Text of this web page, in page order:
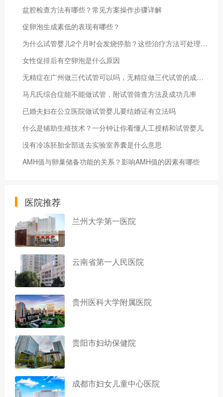
盆腔检查方法有哪些？常见方案操作步骤详解
促卵泡生成素低的表现有哪些？
为什么试管婴儿2个月时会发烧停胎？这些治疗方法可处理这个问题！
女性促排后有空卵泡是什么原因
无精症在广州做三代试管可以吗，无精症做三代试管的成功率费用详解
马凡氏综合症能不能做试管，附试管筛查方法及成功几率
已婚夫妇在公立医院做试管婴儿要结婚证有立法吗
什么是辅助生殖技术？一分钟让你看懂人工授精和试管婴儿
没有冷冻胚胎全部送去实验室养囊是什么意思
AMH值与卵巢储备功能的关系？影响AMH值的因素有哪些
医院推荐
兰州大学第一医院
云南省第一人民医院
贵州医科大学附属医院
贵阳市妇幼保健院
成都市妇女儿童中心医院